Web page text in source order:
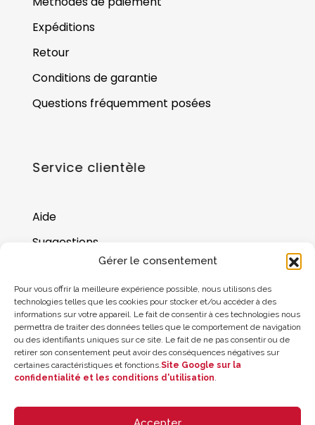
Gérer le consentement
Pour vous offrir la meilleure expérience possible, nous utilisons des
technologies telles que les cookies pour stocker et/ou accéder à des
informations sur votre appareil. Le fait de consentir à ces technologies nous
permettra de traiter des données telles que le comportement de navigation
ou des identifiants uniques sur ce site. Le fait de ne pas consentir ou de
retirer son consentement peut avoir des conséquences négatives sur
certaines caractéristiques et fonctions.Site Google sur la
confidentialité et les conditions d'utilisation.
Expéditions
Retour
Conditions de garantie
Questions fréquemment posées
Service clientèle
Aide
Suggestions
Où nous trouver
Solde de la carte cadeau